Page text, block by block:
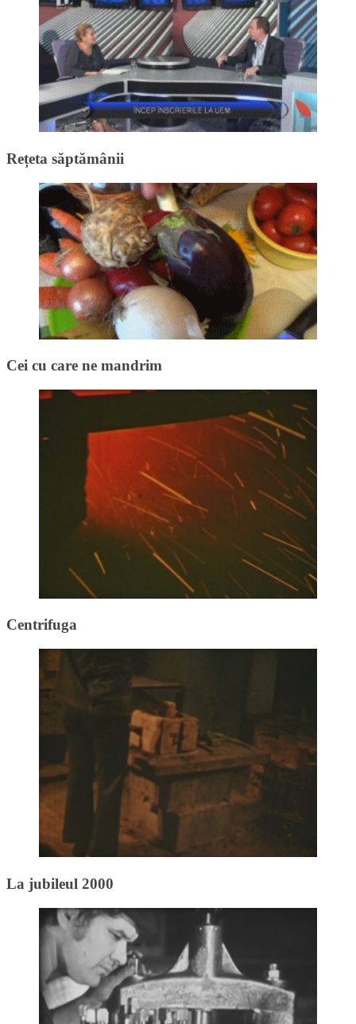
Rețeta săptămânii
Cei cu care ne mandrim
Centrifuga
La jubileul 2000